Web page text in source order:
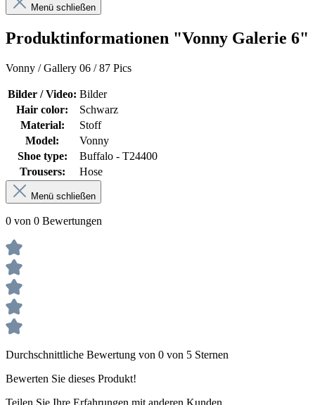
Menü schließen
Produktinformationen "Vonny Galerie 6"
Vonny / Gallery 06 / 87 Pics
Bilder / Video: Bilder
Hair color:
Schwarz
Material:
Stoff
Model:
Vonny
Shoe type:
Buffalo - T24400
Trousers:
Hose
Menü schließen
0 von 0 Bewertungen
Durchschnittliche Bewertung von 0 von 5 Sternen
Bewerten Sie dieses Produkt!